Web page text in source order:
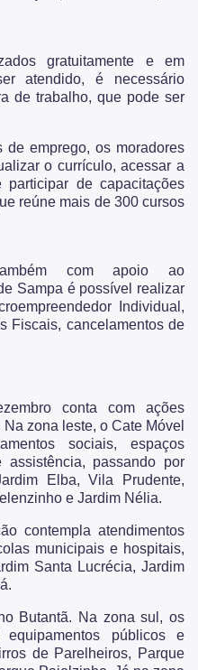
gratuitamente e em
atendido, é necessário
de trabalho, que pode ser
emprego, os moradores
o currículo, acessar a
de capacitações
reúne mais de 300 cursos
com apoio ao
Sampa é possível realizar
Individual,
Fiscais, cancelamentos de
conta com ações
zona leste, o Cate Móvel
sociais, espaços
passando por
Elba, Vila Prudente,
e Jardim Nélia.
contempla atendimentos
municipais e hospitais,
Santa Lucrécia, Jardim
Butantã. Na zona sul, os
equipamentos públicos e
de Parelheiros, Parque